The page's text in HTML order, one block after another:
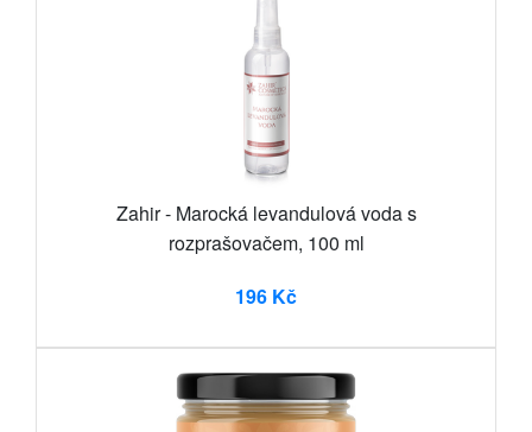
Zahir - Marocká levandulová voda s
rozprašovačem, 100 ml
196 Kč